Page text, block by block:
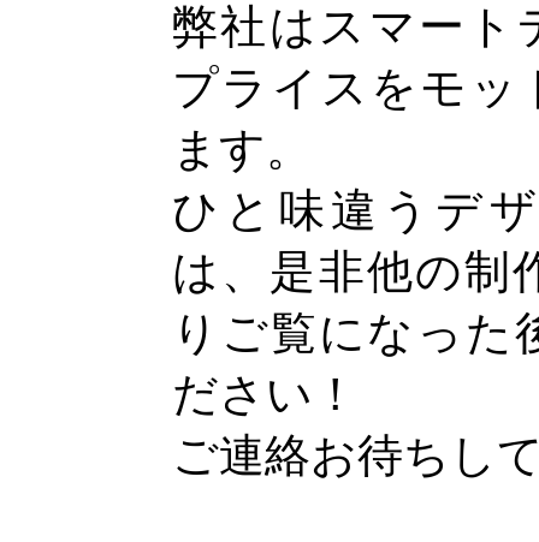
弊社はスマート
プライスをモッ
ます。
ひと味違うデ
は、是非他の制
りご覧になった
ださい！
ご連絡お待ちし